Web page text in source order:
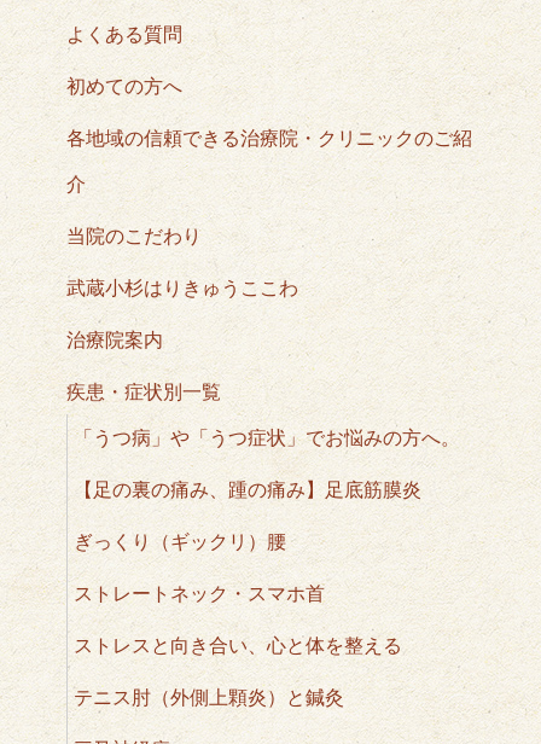
よくある質問
初めての方へ
各地域の信頼できる治療院・クリニックのご紹
介
当院のこだわり
武蔵小杉はりきゅうここわ
治療院案内
疾患・症状別一覧
「うつ病」や「うつ症状」でお悩みの方へ。
【足の裏の痛み、踵の痛み】足底筋膜炎
ぎっくり（ギックリ）腰
ストレートネック・スマホ首
ストレスと向き合い、心と体を整える
テニス肘（外側上顆炎）と鍼灸